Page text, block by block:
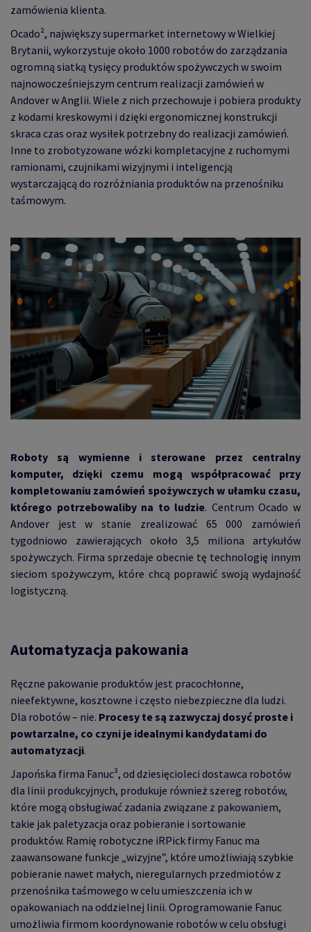
zamówienia klienta.
Ocado², największy supermarket internetowy w Wielkiej
Brytanii, wykorzystuje około 1000 robotów do zarządzania
ogromną siatką tysięcy produktów spożywczych w swoim
najnowocześniejszym centrum realizacji zamówień w
Andover w Anglii. Wiele z nich przechowuje i pobiera produkty
z kodami kreskowymi i dzięki ergonomicznej konstrukcji
skraca czas oraz wysiłek potrzebny do realizacji zamówień.
Inne to zrobotyzowane wózki kompletacyjne z ruchomymi
ramionami, czujnikami wizyjnymi i inteligencją
wystarczającą do rozróżniania produktów na przenośniku
taśmowym.
Roboty są wymienne i sterowane przez centralny
komputer, dzięki czemu mogą współpracować przy
kompletowaniu zamówień spożywczych w ułamku czasu,
którego potrzebowaliby na to ludzie. Centrum Ocado w
Andover jest w stanie zrealizować 65 000 zamówień
tygodniowo zawierających około 3,5 miliona artykułów
spożywczych. Firma sprzedaje obecnie tę technologię innym
sieciom spożywczym, które chcą poprawić swoją wydajność
logistyczną.
Automatyzacja pakowania
Ręczne pakowanie produktów jest pracochłonne,
nieefektywne, kosztowne i często niebezpieczne dla ludzi.
Dla robotów – nie. Procesy te są zazwyczaj dosyć proste i
powtarzalne, co czyni je idealnymi kandydatami do
automatyzacji.
Japońska firma Fanuc³, od dziesięcioleci dostawca robotów
dla linii produkcyjnych, produkuje również szereg robotów,
które mogą obsługiwać zadania związane z pakowaniem,
takie jak paletyzacja oraz pobieranie i sortowanie
produktów. Ramię robotyczne iRPick firmy Fanuc ma
zaawansowane funkcje „wizyjne”, które umożliwiają szybkie
pobieranie nawet małych, nieregularnych przedmiotów z
przenośnika taśmowego w celu umieszczenia ich w
opakowaniach na oddzielnej linii. Oprogramowanie Fanuc
umożliwia firmom koordynowanie robotów w celu obsługi